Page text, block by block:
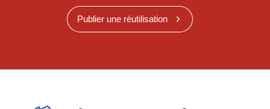
dans l’espace aérien luxembourgeois et
assurer les services opérationnels
Publier une réutilisation